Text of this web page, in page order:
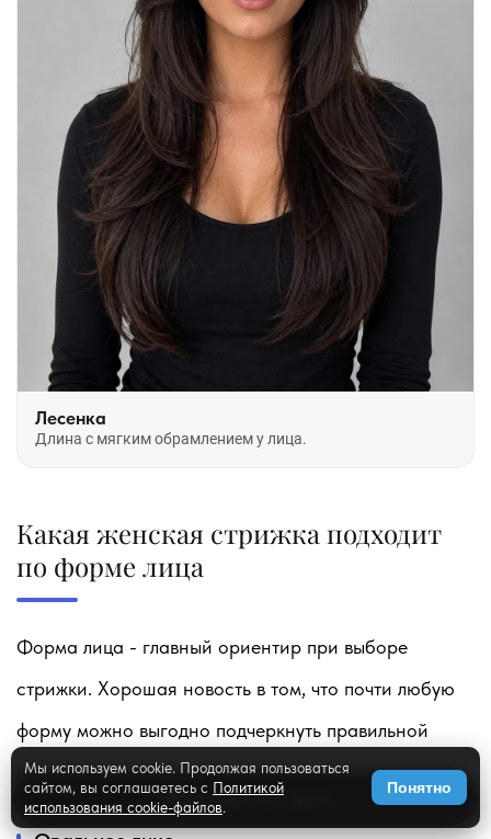
Лесенка
Длина с мягким обрамлением у лица.
Какая женская стрижка подходит
по форме лица
Форма лица - главный ориентир при выборе
стрижки. Хорошая новость в том, что почти любую
форму можно выгодно подчеркнуть правильной
длиной, слоями и чёлкой.
✨Примерить на фото
Мы используем cookie. Продолжая пользоваться
сайтом, вы соглашаетесь с Политикой
использования cookie-файлов.
Понятно